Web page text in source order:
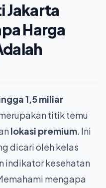
Jakarta
Harga
1,5 miliar
titik temu
lokasi premium. Ini
dicari oleh kelas
indikator kesehatan
mengapa